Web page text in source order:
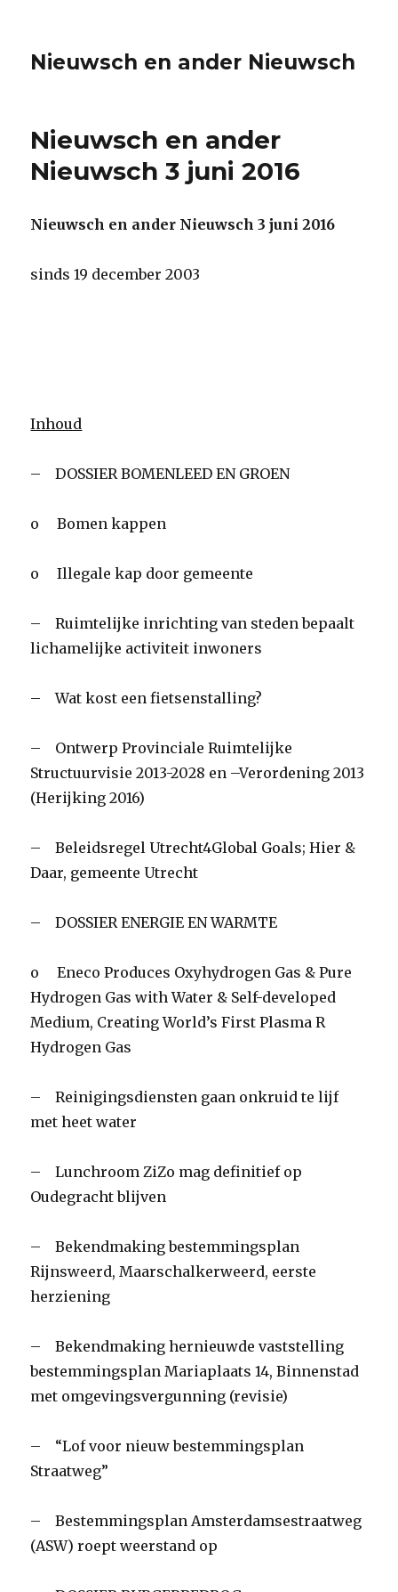
Nieuwsch en ander Nieuwsch
Nieuwsch en ander
Nieuwsch 3 juni 2016
Nieuwsch en ander Nieuwsch 3 juni 2016
sinds 19 december 2003
Inhoud
– DOSSIER BOMENLEED EN GROEN
o Bomen kappen
o Illegale kap door gemeente
– Ruimtelijke inrichting van steden bepaalt
lichamelijke activiteit inwoners
– Wat kost een fietsenstalling?
– Ontwerp Provinciale Ruimtelijke
Structuurvisie 2013-2028 en –Verordening 2013
(Herijking 2016)
– Beleidsregel Utrecht4Global Goals; Hier &
Daar, gemeente Utrecht
– DOSSIER ENERGIE EN WARMTE
o Eneco Produces Oxyhydrogen Gas & Pure
Hydrogen Gas with Water & Self-developed
Medium, Creating World’s First Plasma R
Hydrogen Gas
– Reinigingsdiensten gaan onkruid te lijf
met heet water
– Lunchroom ZiZo mag definitief op
Oudegracht blijven
– Bekendmaking bestemmingsplan
Rijnsweerd, Maarschalkerweerd, eerste
herziening
– Bekendmaking hernieuwde vaststelling
bestemmingsplan Mariaplaats 14, Binnenstad
met omgevingsvergunning (revisie)
– “Lof voor nieuw bestemmingsplan
Straatweg”
– Bestemmingsplan Amsterdamsestraatweg
(ASW) roept weerstand op